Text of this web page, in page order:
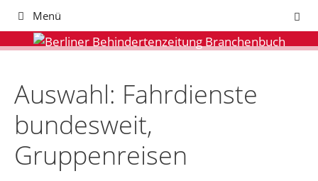
Zum
springen
Menü
Auswahl: Fahrdienste
bundesweit,
Gruppenreisen